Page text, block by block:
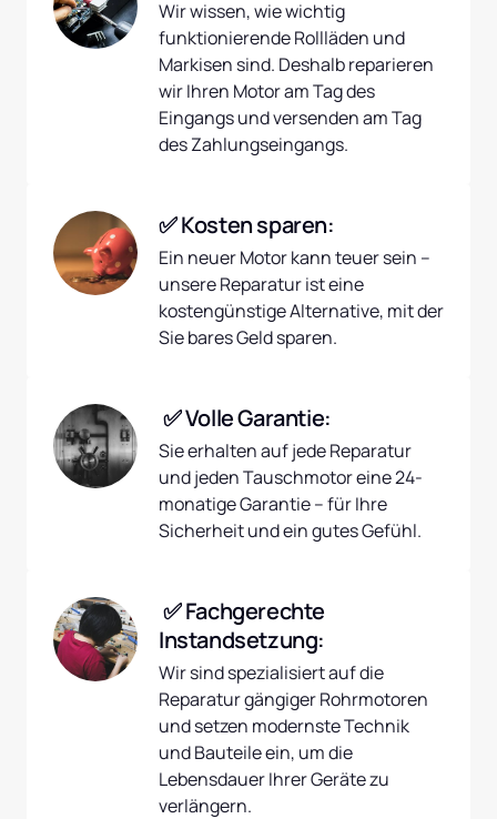
Wir wissen, wie wichtig
funktionierende Rollläden und
Markisen sind. Deshalb reparieren
wir Ihren Motor am Tag des
Eingangs und versenden am Tag
des Zahlungseingangs.
✅ Kosten sparen:
Ein neuer Motor kann teuer sein –
unsere Reparatur ist eine
kostengünstige Alternative, mit der
Sie bares Geld sparen.
✅ Volle Garantie:
Sie erhalten auf jede Reparatur
und jeden Tauschmotor eine 24-
monatige Garantie – für Ihre
Sicherheit und ein gutes Gefühl.
Instandsetzung:
Wir sind spezialisiert auf die
Reparatur gängiger Rohrmotoren
und setzen modernste Technik
und Bauteile ein, um die
Lebensdauer Ihrer Geräte zu
verlängern.